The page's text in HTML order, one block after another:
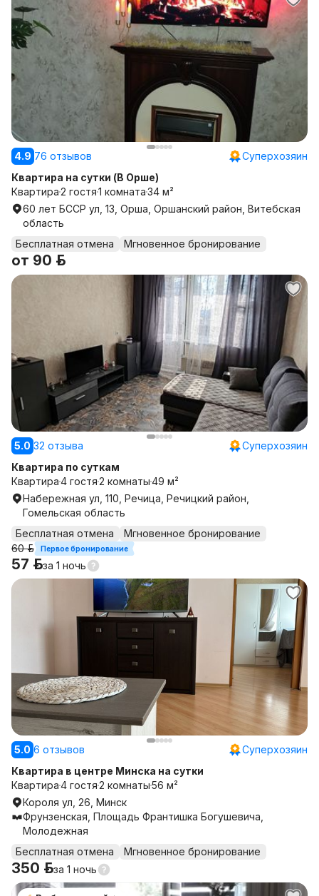
4.9 76 отзывов
Суперхозяин
Квартира на сутки (В Орше)
Квартира2 гостя1 комната34 м²
60 лет БССР ул, 13, Орша, Оршанский район, Витебская
область
Бесплатная отмена
Мгновенное бронирование
от 90 р.
5.0 32 отзыва
Суперхозяин
Квартира по суткам
Квартира4 гостя2 комнаты49 м²
Набережная ул, 110, Речица, Речицкий район,
Гомельская область
Бесплатная отмена
Мгновенное бронирование
60 р.
Первое бронирование
57 р.за 1 ночь
5.0 6 отзывов
Суперхозяин
Квартира в центре Минска на сутки
Квартира4 гостя2 комнаты56 м²
Короля ул, 26, Минск
Фрунзенская, Площадь Франтишка Богушевича,
Молодежная
Бесплатная отмена
Мгновенное бронирование
350 р.за 1 ночь